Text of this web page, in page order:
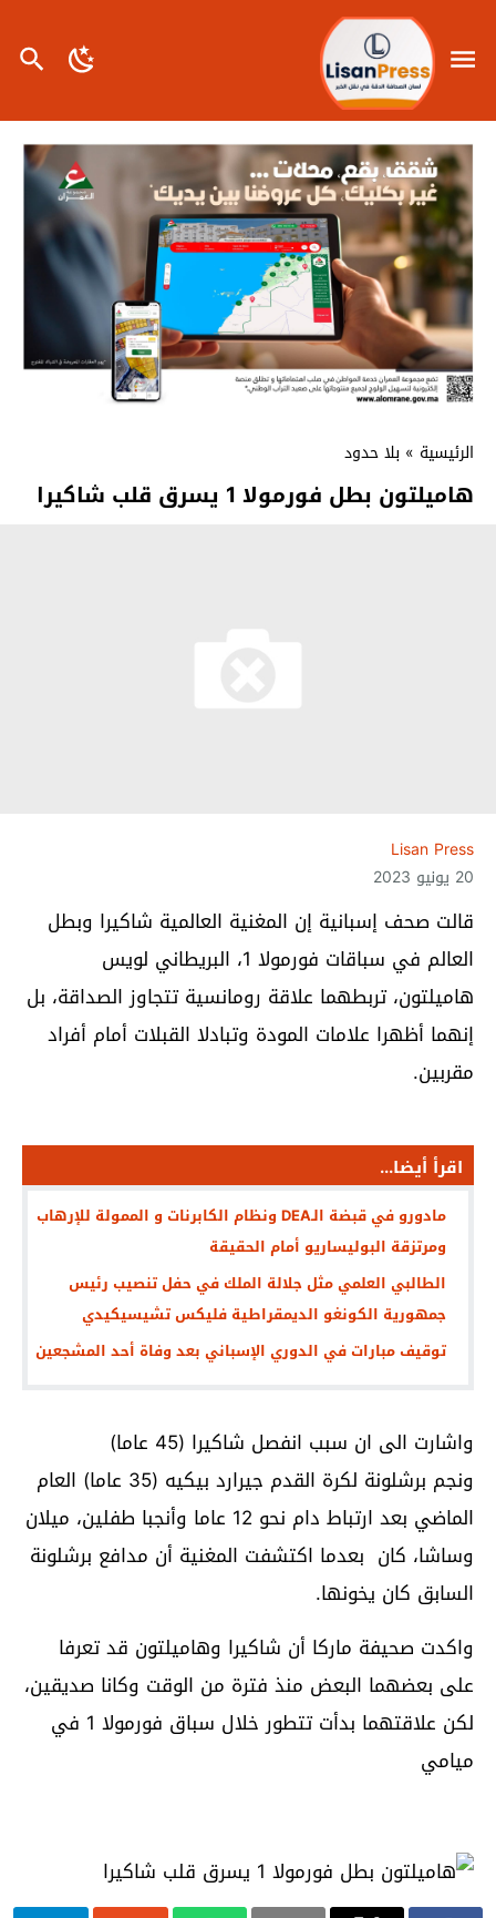
الرئيسية » بلا حدود
هاميلتون بطل فورمولا 1 يسرق قلب شاكيرا
Lisan Press
20 يونيو 2023
قالت صحف إسبانية إن المغنية العالمية شاكيرا وبطل
العالم في سباقات فورمولا 1، البريطاني لويس
هاميلتون، تربطهما علاقة رومانسية تتجاوز الصداقة، بل
إنهما أظهرا علامات المودة وتبادلا القبلات أمام أفراد
مقربين.
اقرأ أيضا...
مادورو في قبضة الـDEA ونظام الكابرنات و الممولة للإرهاب
ومرتزقة البوليساريو أمام الحقيقة
الطالبي العلمي مثل جلالة الملك في حفل تنصيب رئيس
جمهورية الكونغو الديمقراطية فليكس تشيسيكيدي
توقيف مبارات في الدوري الإسباني بعد وفاة أحد المشجعين
واشارت الى ان سبب انفصل شاكيرا (45 عاما)
ونجم برشلونة لكرة القدم جيرارد بيكيه (35 عاما) العام
الماضي بعد ارتباط دام نحو 12 عاما وأنجبا طفلين، ميلان
وساشا، كان بعدما اكتشفت المغنية أن مدافع برشلونة
السابق كان يخونها.
واكدت صحيفة ماركا أن شاكيرا وهاميلتون قد تعرفا
على بعضهما البعض منذ فترة من الوقت وكانا صديقين،
لكن علاقتهما بدأت تتطور خلال سباق فورمولا 1 في
ميامي